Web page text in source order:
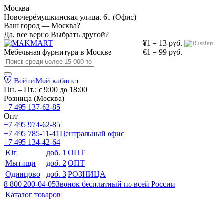
Москва
Новочерёмушкинская улица, 61 (Офис)
Ваш город — Москва?
Да, все верно Выбрать другой?
¥1 = 13 руб.
€1 = 99 руб.
Мебельная фурнитура в Москве
ВойтиМой кабинет
Пн. – Пт.: с 9:00 до 18:00
Розница (Москва)
+7 495 137-62-85
Опт
+7 495 974-62-85
+7 495 785-11-41Центральный офис
+7 495 134-42-64
Юг
доб. 1 ОПТ
Мытищи
доб. 2 ОПТ
Одинцово
доб. 3 РОЗНИЦА
8 800 200-04-05Звонок бесплатный по всей России
Каталог товаров